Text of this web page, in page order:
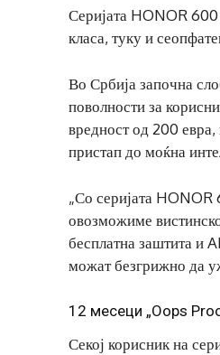
Серијата HONOR
класа, туку и
Во Србија започна
поволности за
вредност од 200 евра,
пристап до моќна
„Со серијата
овозможиме
бесплатна заштита и
можат безгрижно да
12 месеци „Oops
Секој корисник на